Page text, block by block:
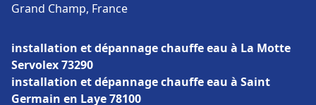
Grand Champ, France
installation et dépannage chauffe eau à La Motte
Servolex 73290
installation et dépannage chauffe eau à Saint
Germain en Laye 78100